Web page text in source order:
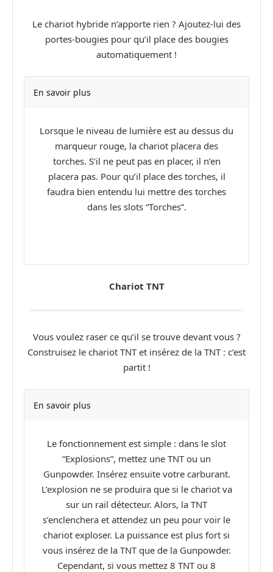
Le chariot hybride n’apporte rien ? Ajoutez-lui des
portes-bougies pour qu’il place des bougies
automatiquement !
En savoir plus
Lorsque le niveau de lumière est au dessus du
marqueur rouge, la chariot placera des
torches. S’il ne peut pas en placer, il n’en
placera pas. Pour qu’il place des torches, il
faudra bien entendu lui mettre des torches
dans les slots “Torches”.
Chariot TNT
Vous voulez raser ce qu’il se trouve devant vous ?
Construisez le chariot TNT et insérez de la TNT : c’est
partit !
En savoir plus
Le fonctionnement est simple : dans le slot
“Explosions”, mettez une TNT ou un
Gunpowder. Insérez ensuite votre carburant.
L’explosion ne se produira que si le chariot va
sur un rail détecteur. Alors, la TNT
s’enclenchera et attendez un peu pour voir le
chariot exploser. La puissance est plus fort si
vous insérez de la TNT que de la Gunpowder.
Cependant, si vous mettez 8 TNT ou 8